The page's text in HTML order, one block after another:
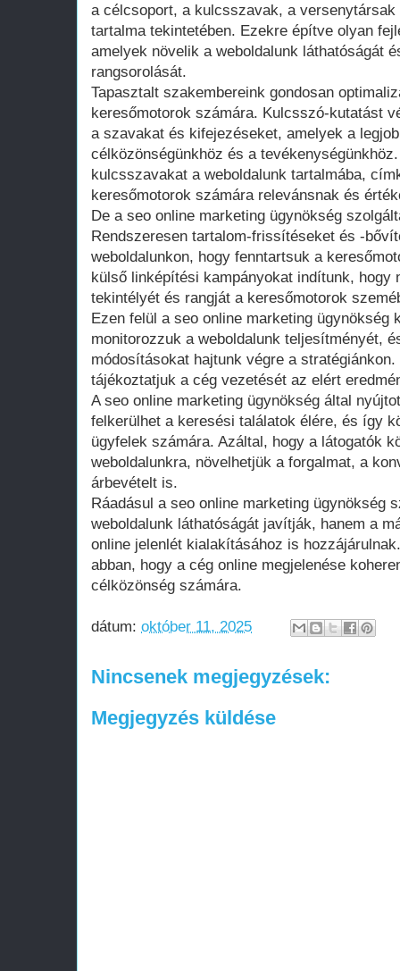
a célcsoport, a kulcsszavak, a
tartalma tekintetében. Ezekre építve olyan
amelyek növelik a weboldalunk láthatóságát
rangsorolását.
Tapasztalt szakembereink gondosan
keresőmotorok számára. Kulcsszó-kutatást
a szavakat és kifejezéseket, amelyek a
célközönségünkhöz és a
kulcsszavakat a weboldalunk tartalmába,
keresőmotorok számára relevánsnak és
De a seo online marketing ügynökség
Rendszeresen tartalom-frissítéseket és -
weboldalunkon, hogy fenntartsuk a
külső linképítési kampányokat indítunk, hogy
tekintélyét és rangját a keresőmotorok
Ezen felül a seo online marketing ügynökség
monitorozzuk a weboldalunk teljesítményét,
módosításokat hajtunk végre a
tájékoztatjuk a cég vezetését az elért
A seo online marketing ügynökség által
felkerülhet a keresési találatok élére, és így
ügyfelek számára. Azáltal, hogy a látogatók
weboldalunkra, növelhetjük a forgalmat, a
árbevételt is.
Ráadásul a seo online marketing ügynökség
weboldalunk láthatóságát javítják, hanem a
online jelenlét kialakításához is
abban, hogy a cég online megjelenése
célközönség számára.
dátum: október 11, 2025
Nincsenek megjegyzések:
Megjegyzés küldése